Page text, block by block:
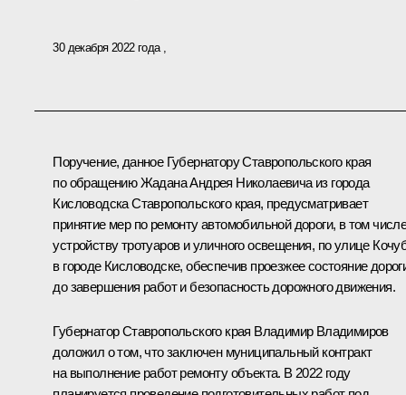
30 декабря 2022 года
Поручение, данное Губернатору Ставропольского края
по обращению Жадана Андрея Николаевича из города
Кисловодска Ставропольского края, предусматривает
принятие мер по ремонту автомобильной дороги, в том
устройству тротуаров и уличного освещения, по улице
в городе Кисловодске, обеспечив проезжее состояние
до завершения работ и безопасность дорожного движения.
Губернатор Ставропольского края Владимир Владимиров
доложил о том, что заключен муниципальный контракт
на выполнение работ ремонту объекта. В 2022 году